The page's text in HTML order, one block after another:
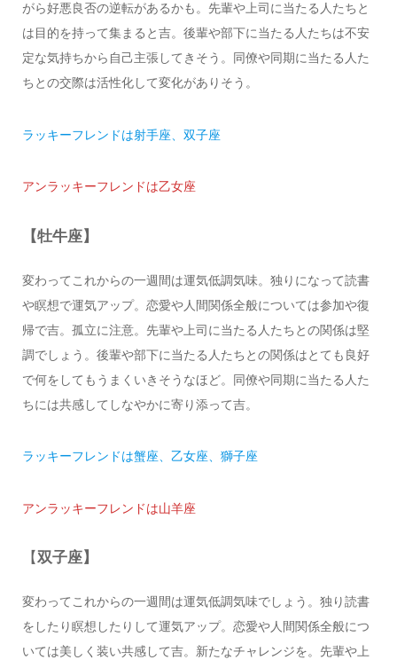
がら好悪良否の逆転があるかも。先輩や上司に当たる人たちと
は目的を持って集まると吉。後輩や部下に当たる人たちは不安
定な気持ちから自己主張してきそう。同僚や同期に当たる人た
ちとの交際は活性化して変化がありそう。
ラッキーフレンドは射手座、双子座
アンラッキーフレンドは乙女座
【牡牛座】
変わってこれからの一週間は運気低調気味。独りになって読書
や瞑想で運気アップ。恋愛や人間関係全般については参加や復
帰で吉。孤立に注意。先輩や上司に当たる人たちとの関係は堅
調でしょう。後輩や部下に当たる人たちとの関係はとても良好
で何をしてもうまくいきそうなほど。同僚や同期に当たる人た
ちには共感してしなやかに寄り添って吉。
ラッキーフレンドは蟹座、乙女座、獅子座
アンラッキーフレンドは山羊座
【双子座】
変わってこれからの一週間は運気低調気味でしょう。独り読書
をしたり瞑想したりして運気アップ。恋愛や人間関係全般につ
いては美しく装い共感して吉。新たなチャレンジを。先輩や上